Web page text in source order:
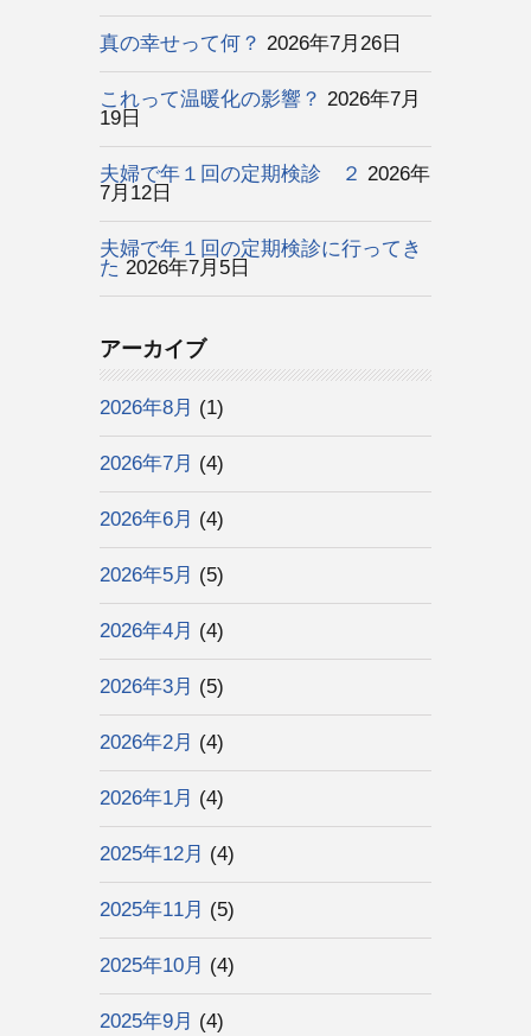
真の幸せって何？ 2026年7月26日
これって温暖化の影響？ 2026年7月
19日
夫婦で年１回の定期検診 ２ 2026年
7月12日
夫婦で年１回の定期検診に行ってき
た 2026年7月5日
アーカイブ
2026年8月 (1)
2026年7月 (4)
2026年6月 (4)
2026年5月 (5)
2026年4月 (4)
2026年3月 (5)
2026年2月 (4)
2026年1月 (4)
2025年12月 (4)
2025年11月 (5)
2025年10月 (4)
2025年9月 (4)